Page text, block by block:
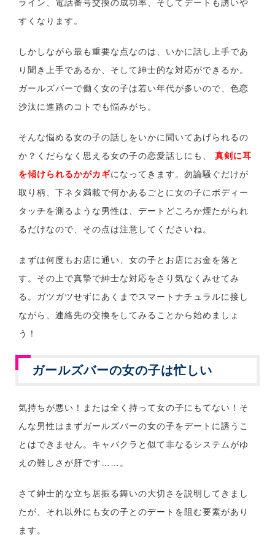
ライン、電話番号交換の成功率、そしてデートも誘いや
すくなります。
しかしながら最も重要な点なのは、いかに話し上手であ
り聞き上手であるか、そして紳士的な対応ができるか。
ガールズバーで働く女の子は若い年代が多いので、色恋
沙汰に進路のコトでも悩みがち。
そんな悩める女の子の話しをいかに聞いてあげられるの
か？くだらなく思える女の子の恋愛話しにも、 真剣に耳
を傾けられるかがカギになってきます。勿論騒ぐだけが
取り柄、下ネタ満載で何かあるごとに女の子にボディー
タッチを測るような男性は、デートどころか煙たがられ
るだけなので、その点は注意してくださいね。
まずは何度もお店に通い、女の子とお店にお金を落と
す。その上で真摯で紳士な対応をさり気なくみせてみ
る。ガツガツせずにあくまでスマートナチュラルに接し
ながら、連絡先の交換をしてみることから始めましょ
う！
ガールズバーの女の子は忙しい
気持ちが悪い！または全く持って女の子にもてない！そ
んな男性はまずガールズバーの女の子をデートに誘うこ
とはできません。キャバクラと似て非なるシステムがゆ
えの難しさが肝です……。
さて紳士的な立ち居振る舞いの大切さを説明してきまし
たが、それ以外にも女の子とのデートを阻む要素があり
ます。